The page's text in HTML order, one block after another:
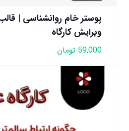
پوستر خام روانشناسی |
ویرایش کارگاه
59,000 تومان